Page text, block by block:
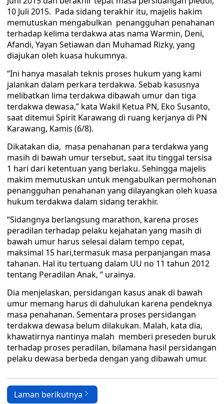
10 Juli 2015. Pada sidang terakhir itu, majelis hakim
memutuskan mengabulkan penangguhan penahanan
terhadap kelima terdakwa atas nama Warmin, Deni,
Afandi, Yayan Setiawan dan Muhamad Rizky, yang
diajukan oleh kuasa hukumnya.
“Ini hanya masalah teknis proses hukum yang kami
jalankan dalam perkara terdakwa. Sebab kasusnya
melibatkan lima terdakwa dibawah umur dan tiga
terdakwa dewasa,” kata Wakil Ketua PN, Eko Susanto,
saat ditemui Spirit Karawang di ruang kerjanya di PN
Karawang, Kamis (6/8).
Dikatakan dia, masa penahanan para terdakwa yang
masih di bawah umur tersebut, saat itu tinggal tersisa
1 hari dari ketentuan yang berlaku. Sehingga majelis
makim memutuskan untuk mengabulkan permohonan
penangguhan penahanan yang dilayangkan oleh kuasa
hukum terdakwa dalam sidang terakhir.
“Sidangnya berlangsung marathon, karena proses
peradilan terhadap pelaku kejahatan yang masih di
bawah umur harus selesai dalam tempo cepat,
maksimal 15 hari,termasuk masa perpanjangan masa
tahanan. Hal itu tertuang dalam UU no 11 tahun 2012
tentang Peradilan Anak, ” urainya.
Dia menjelaskan, persidangan kasus anak di bawah
umur memang harus di dahulukan karena pendeknya
masa penahanan. Sementara proses persidangan
terdakwa dewasa belum dilakukan. Malah, kata dia,
khawatirnya nantinya malah memberi preseden buruk
terhadap proses peradilan, bilamana hasil persidangan
pelaku dewasa berbeda dengan yang dibawah umur.
Laman berikutnya